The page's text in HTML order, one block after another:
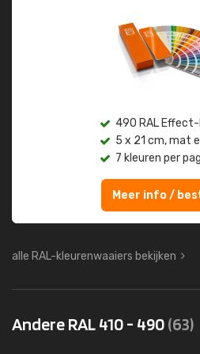
490 RAL
5 x 21 cm, mat
7 kleuren per
Meer info /
alle RAL-kleurenwaaiers bekijken
Andere RAL 410 - 490(63)